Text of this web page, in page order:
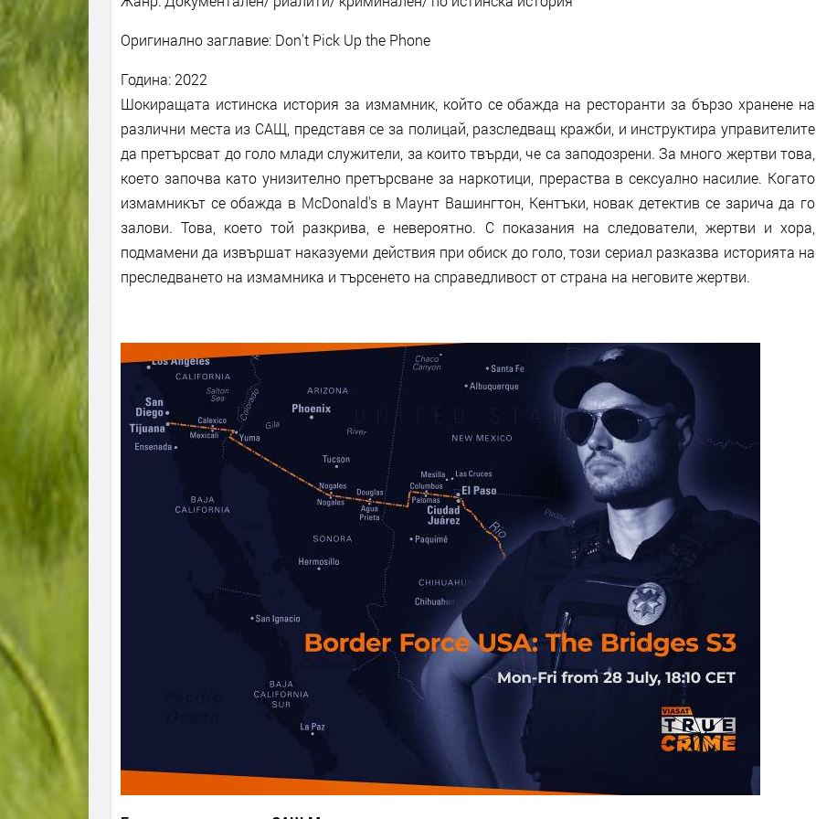
Оригинално заглавие: Don't Pick Up the Phone
Година: 2022
Шокиращата истинска история за измамник, който се обажда на ресторанти за бързо хранене на
различни места из САЩ, представя се за полицай, разследващ кражби, и инструктира управителите
да претърсват до голо млади служители, за които твърди, че са заподозрени. За много жертви това,
което започва като унизително претърсване за наркотици, прераства в сексуално насилие. Когато
измамникът се обажда в McDonald's в Маунт Вашингтон, Кентъки, новак детектив се зарича да го
залови. Това, което той разкрива, е невероятно. С показания на следователи, жертви и хора,
подмамени да извършат наказуеми действия при обиск до голо, този сериал разказва историята на
преследването на измамника и търсенето на справедливост от страна на неговите жертви.